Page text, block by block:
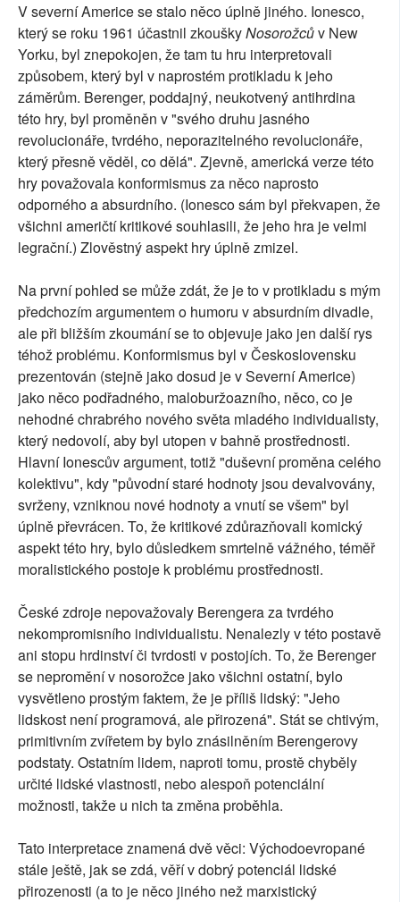
V severní Americe se stalo něco úplně jiného. Ionesco,
který se roku 1961 účastnil zkouškyNosorožcův New
Yorku, byl znepokojen, že tam tu hru interpretovali
způsobem, který byl v naprostém protikladu k jeho
záměrům. Berenger, poddajný, neukotvený antihrdina
této hry, byl proměněn v "svého druhu jasného
revolucionáře, tvrdého, neporazitelného revolucionáře,
který přesně věděl, co dělá". Zjevně, americká verze této
hry považovala konformismus za něco naprosto
odporného a absurdního. (Ionesco sám byl překvapen, že
všichni američtí kritikové souhlasili, že jeho hra je velmi
legrační.) Zlověstný aspekt hry úplně zmizel.
Na první pohled se může zdát, že je to v protikladu s mým
předchozím argumentem o humoru v absurdním divadle,
ale při bližším zkoumání se to objevuje jako jen další rys
téhož problému. Konformismus byl v Československu
prezentován (stejně jako dosud je v Severní Americe)
jako něco podřadného, maloburžoazního, něco, co je
nehodné chrabrého nového světa mladého individualisty,
který nedovolí, aby byl utopen v bahně prostřednosti.
Hlavní Ionescův argument, totiž "duševní proměna celého
kolektivu", kdy "původní staré hodnoty jsou devalvovány,
svrženy, vzniknou nové hodnoty a vnutí se všem" byl
úplně převrácen. To, že kritikové zdůrazňovali komický
aspekt této hry, bylo důsledkem smrtelně vážného, téměř
moralistického postoje k problému prostřednosti.
České zdroje nepovažovaly Berengera za tvrdého
nekompromisního individualistu. Nenalezly v této postavě
ani stopu hrdinství či tvrdosti v postojích. To, že Berenger
se nepromění v nosorožce jako všichni ostatní, bylo
vysvětleno prostým faktem, že je příliš lidský: "Jeho
lidskost není programová, ale přirozená". Stát se chtivým,
primitivním zvířetem by bylo znásilněním Berengerovy
podstaty. Ostatním lidem, naproti tomu, prostě chyběly
určité lidské vlastnosti, nebo alespoň potenciální
možnosti, takže u nich ta změna proběhla.
Tato interpretace znamená dvě věci: Východoevropané
stále ještě, jak se zdá, věří v dobrý potenciál lidské
přirozenosti (a to je něco jiného než marxistický